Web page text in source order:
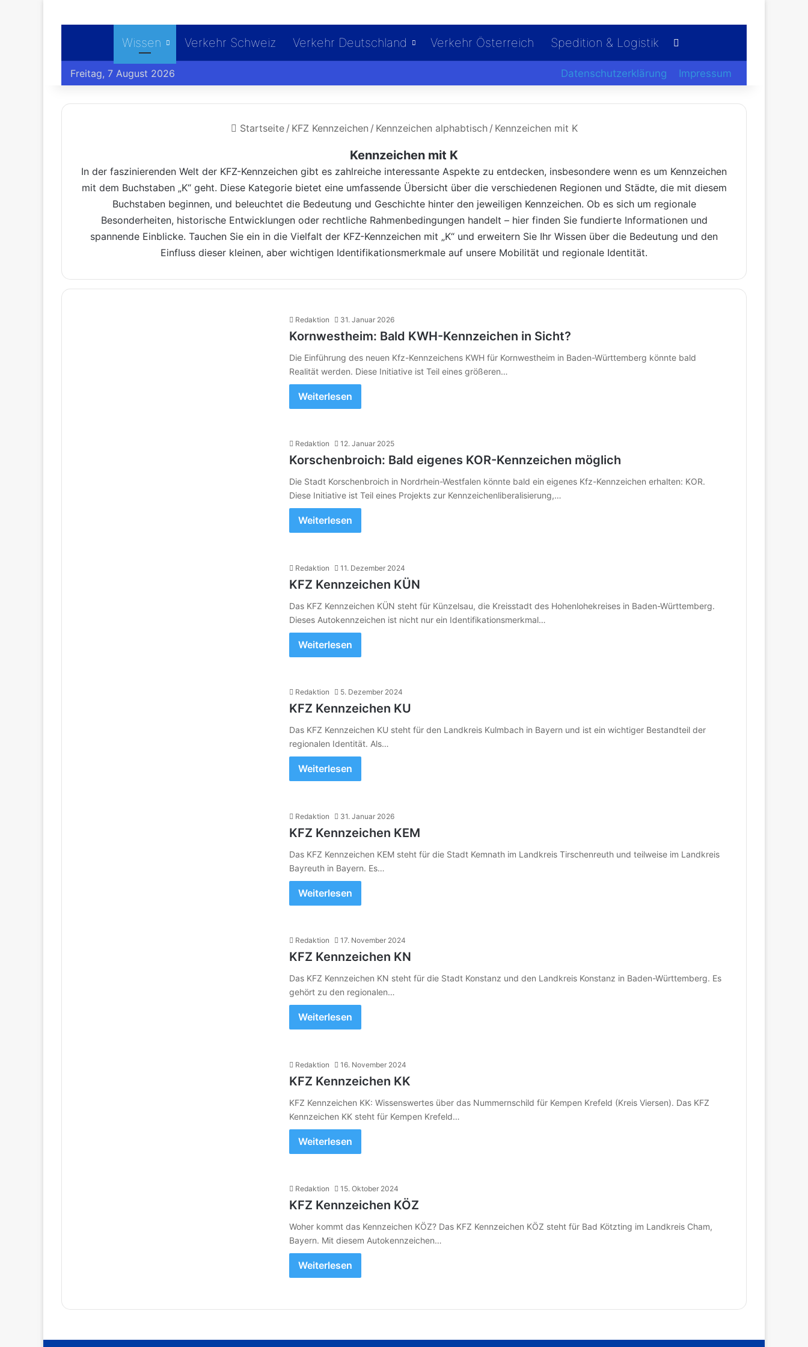
Wissen Verkehr Schweiz Verkehr Deutschland Verkehr Österreich Spedition & Logistik
Freitag, 7 August 2026 Datenschutzerklärung Impressum
Startseite / KFZ Kennzeichen / Kennzeichen alphabtisch / Kennzeichen mit K
Kennzeichen mit K
In der faszinierenden Welt der KFZ-Kennzeichen gibt es zahlreiche interessante Aspekte zu entdecken, insbesondere wenn es um Kennzeichen
mit dem Buchstaben „K“ geht. Diese Kategorie bietet eine umfassende Übersicht über die verschiedenen Regionen und Städte, die mit diesem
Buchstaben beginnen, und beleuchtet die Bedeutung und Geschichte hinter den jeweiligen Kennzeichen. Ob es sich um regionale
Besonderheiten, historische Entwicklungen oder rechtliche Rahmenbedingungen handelt – hier finden Sie fundierte Informationen und
spannende Einblicke. Tauchen Sie ein in die Vielfalt der KFZ-Kennzeichen mit „K“ und erweitern Sie Ihr Wissen über die Bedeutung und den
Einfluss dieser kleinen, aber wichtigen Identifikationsmerkmale auf unsere Mobilität und regionale Identität.
Redaktion 31. Januar 2026
Kornwestheim: Bald KWH-Kennzeichen in Sicht?
Die Einführung des neuen Kfz-Kennzeichens KWH für Kornwestheim in Baden-Württemberg könnte bald
Realität werden. Diese Initiative ist Teil eines größeren…
Weiterlesen
Redaktion 12. Januar 2025
Korschenbroich: Bald eigenes KOR-Kennzeichen möglich
Die Stadt Korschenbroich in Nordrhein-Westfalen könnte bald ein eigenes Kfz-Kennzeichen erhalten: KOR.
Diese Initiative ist Teil eines Projekts zur Kennzeichenliberalisierung,…
Weiterlesen
Redaktion 11. Dezember 2024
KFZ Kennzeichen KÜN
Das KFZ Kennzeichen KÜN steht für Künzelsau, die Kreisstadt des Hohenlohekreises in Baden-Württemberg.
Dieses Autokennzeichen ist nicht nur ein Identifikationsmerkmal…
Weiterlesen
Redaktion 5. Dezember 2024
KFZ Kennzeichen KU
Das KFZ Kennzeichen KU steht für den Landkreis Kulmbach in Bayern und ist ein wichtiger Bestandteil der
regionalen Identität. Als…
Weiterlesen
Redaktion 31. Januar 2026
KFZ Kennzeichen KEM
Das KFZ Kennzeichen KEM steht für die Stadt Kemnath im Landkreis Tirschenreuth und teilweise im Landkreis
Bayreuth in Bayern. Es…
Weiterlesen
Redaktion 17. November 2024
KFZ Kennzeichen KN
Das KFZ Kennzeichen KN steht für die Stadt Konstanz und den Landkreis Konstanz in Baden-Württemberg. Es
gehört zu den regionalen…
Weiterlesen
Redaktion 16. November 2024
KFZ Kennzeichen KK
KFZ Kennzeichen KK: Wissenswertes über das Nummernschild für Kempen Krefeld (Kreis Viersen). Das KFZ
Kennzeichen KK steht für Kempen Krefeld…
Weiterlesen
Redaktion 15. Oktober 2024
KFZ Kennzeichen KÖZ
Woher kommt das Kennzeichen KÖZ? Das KFZ Kennzeichen KÖZ steht für Bad Kötzting im Landkreis Cham,
Bayern. Mit diesem Autokennzeichen…
Weiterlesen